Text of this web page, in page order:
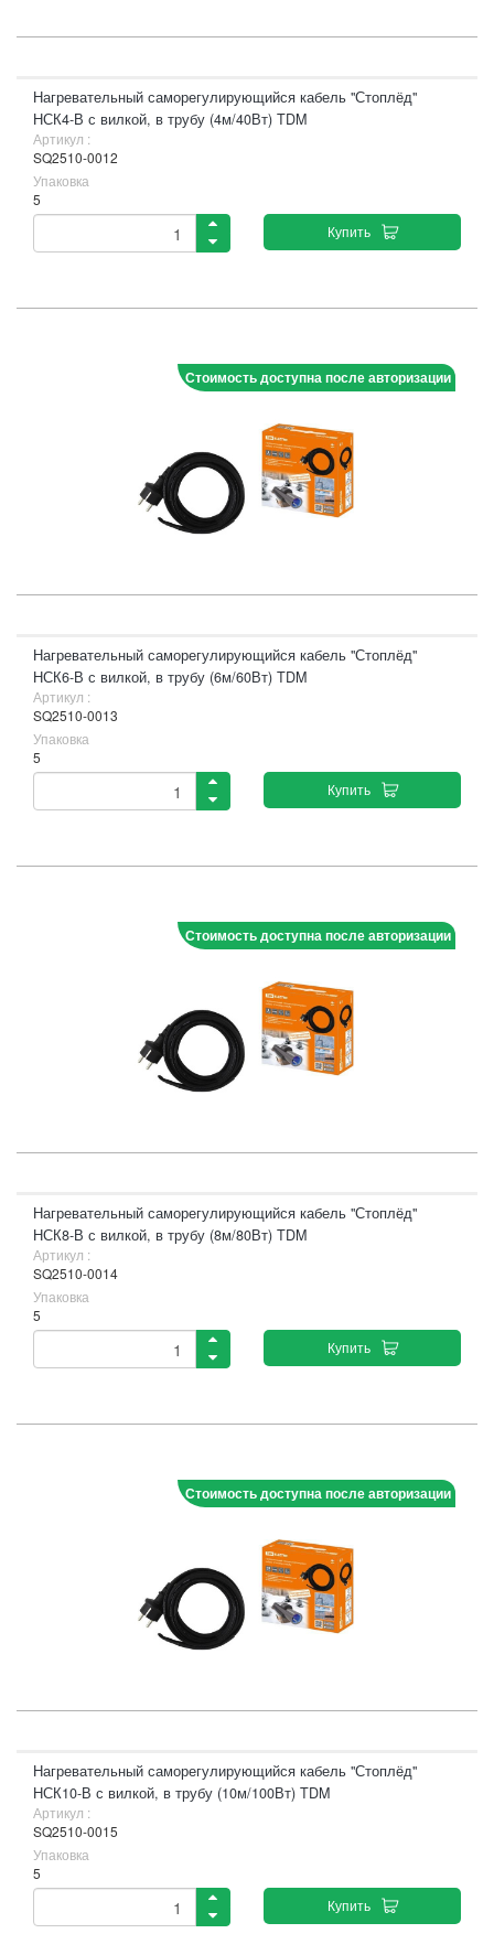
Нагревательный саморегулирующийся кабель "Стоплёд"
НСК4-В с вилкой, в трубу (4м/40Вт) TDM
Артикул :
SQ2510-0012
Упаковка
5
Купить
Стоимость доступна после авторизации
Нагревательный саморегулирующийся кабель "Стоплёд"
НСК6-В с вилкой, в трубу (6м/60Вт) TDM
Артикул :
SQ2510-0013
Упаковка
5
Купить
Стоимость доступна после авторизации
Нагревательный саморегулирующийся кабель "Стоплёд"
НСК8-В с вилкой, в трубу (8м/80Вт) TDM
Артикул :
SQ2510-0014
Упаковка
5
Купить
Стоимость доступна после авторизации
Нагревательный саморегулирующийся кабель "Стоплёд"
НСК10-В с вилкой, в трубу (10м/100Вт) TDM
Артикул :
SQ2510-0015
Упаковка
5
Купить